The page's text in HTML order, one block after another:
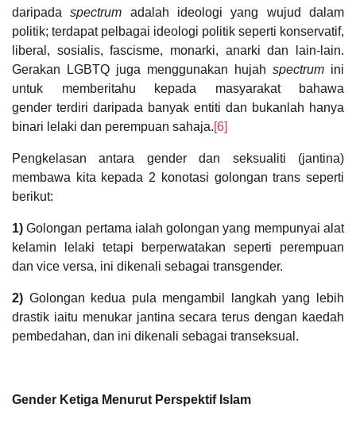
daripadaspectrum adalah ideologi yang wujud dalam
politik; terdapat pelbagai ideologi politik seperti konservatif,
liberal, sosialis, fascisme, monarki, anarki dan lain-lain.
Gerakan LGBTQ juga menggunakan hujah spectrum ini
untuk memberitahu kepada masyarakat bahawa
gender terdiri daripada banyak entiti dan bukanlah hanya
binari lelaki dan perempuan sahaja.[6]
Pengkelasan antara gender
dan seksualiti (jantina)
membawa kita kepada 2 konotasi golongan trans seperti
berikut:
1) Golongan pertama ialah golongan yang mempunyai alat
kelamin lelaki tetapi berperwatakan seperti perempuan
dan vice versa, ini dikenali sebagai transgender.
2) Golongan kedua pula mengambil langkah yang lebih
drastik iaitu menukar jantina secara terus dengan kaedah
pembedahan, dan ini dikenali sebagai transeksual.
Gender Ketiga Menurut Perspektif Islam